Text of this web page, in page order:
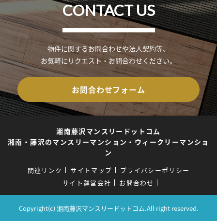
CONTACT US
物件に関するお問合わせや法人契約等、
お気軽にリクエスト・お問合わせください。
お問合わせフォーム
湘南藤沢マンスリードットコム
湘南・藤沢のマンスリーマンション・ウィークリーマンショ
ン
関連リンク サイトマップ
プライバシーポリシー
サイト運営会社
お問合わせ
Copyright(c) 湘南藤沢マンスリードットコム.All right reserved.